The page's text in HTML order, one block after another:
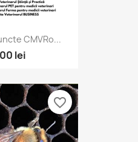
CMVRo...
lei
favorite_border